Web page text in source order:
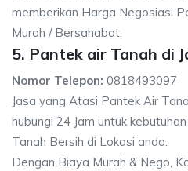
memberikan Harga Negosiasi
Murah / Bersahabat.
5. Pantek air Tanah di
Nomor Telepon: 0818493097
Jasa yang Atasi Pantek Air
hubungi 24 Jam untuk
Tanah Bersih di Lokasi anda.
Dengan Biaya Murah & Nego,